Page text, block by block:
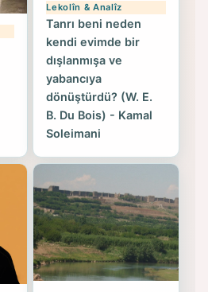
Lekolîn & Analîz
Tanrı beni neden
kendi evimde bir
dışlanmışa ve
yabancıya
dönüştürdü? (W. E.
B. Du Bois) - Kamal
Soleimani